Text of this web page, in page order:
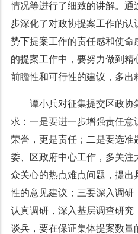
情况等进行了细致的讲解。通
步深化了对政协提案工作的
势下提案工作的责任感和使命
的提案工作中，要努力做到
前瞻性和可行性的建议，多出
谭小兵对征集提交区政协
求：一是要进一步增强责任意
荣誉，更是责任；二是要选准
委、区政府中心工作，多关注
众关心的热点难点问题，提出
性的意见建议；三要深入调研
认真调研，深入基层调查研究
谈兵，要在保证集体提案数量